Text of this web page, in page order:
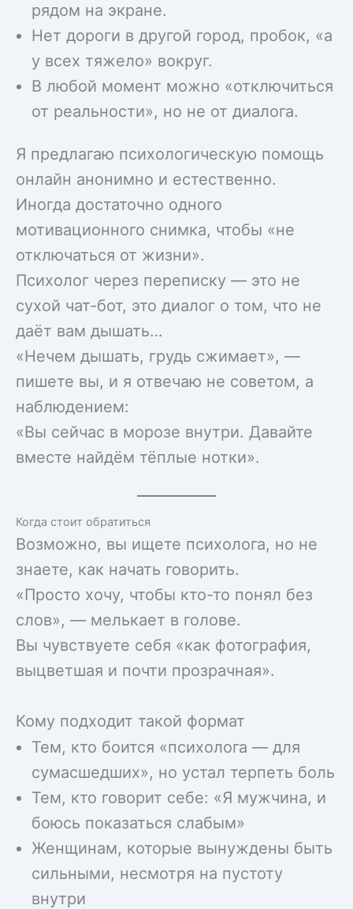
рядом на экране.
Нет дороги в другой город, пробок, «а
у всех тяжело» вокруг.
В любой момент можно «отключиться
от реальности», но не от диалога.
Я предлагаю психологическую помощь
онлайн анонимно и естественно.
Иногда достаточно одного
мотивационного снимка, чтобы «не
отключаться от жизни».
Психолог через переписку — это не
сухой чат-бот, это диалог о том, что не
даёт вам дышать…
«Нечем дышать, грудь сжимает», —
пишете вы, и я отвечаю не советом, а
наблюдением:
«Вы сейчас в морозе внутри. Давайте
вместе найдём тёплые нотки».
Когда стоит обратиться
Возможно, вы ищете психолога, но не
знаете, как начать говорить.
«Просто хочу, чтобы кто-то понял без
слов», — мелькает в голове.
Вы чувствуете себя «как фотография,
выцветшая и почти прозрачная».
Кому подходит такой формат
Тем, кто боится «психолога — для
сумасшедших», но устал терпеть боль
Тем, кто говорит себе: «Я мужчина, и
боюсь показаться слабым»
Женщинам, которые вынуждены быть
сильными, несмотря на пустоту
внутри